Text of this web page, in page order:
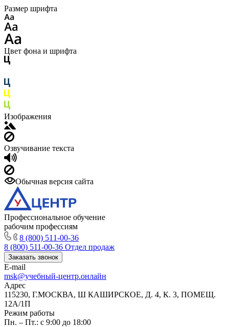
Размер шрифта
Цвет фона и шрифта
Изображения
Озвучивание текста
Обычная версия сайта
Профессиональное обучение
рабочим профессиям
8 (800) 511-00-36
8 (800) 511-00-36 Отдел продаж
Заказать звонок
E-mail
msk@учебный-центр.онлайн
Адрес
115230, Г.МОСКВА, Ш КАШИРСКОЕ, Д. 4, К. 3, ПОМЕЩ.
12А/1П
Режим работы
Пн. – Пт.: с 9:00 до 18:00